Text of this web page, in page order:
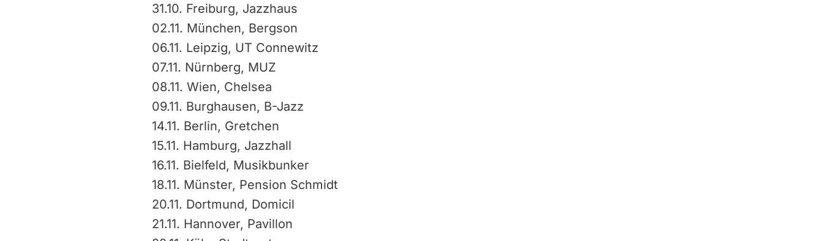
31.10. Freiburg, Jazzhaus
02.11. München, Bergson
06.11. Leipzig, UT Connewitz
07.11. Nürnberg, MUZ
08.11. Wien, Chelsea
09.11. Burghausen, B-Jazz
14.11. Berlin, Gretchen
15.11. Hamburg, Jazzhall
16.11. Bielfeld, Musikbunker
18.11. Münster, Pension Schmidt
20.11. Dortmund, Domicil
21.11. Hannover, Pavillon